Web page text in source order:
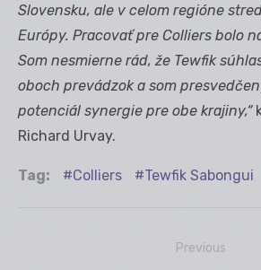
Slovensku, ale v celom regióne
Európy. Pracovať pre Colliers bolo
Som nesmierne rád, že Tewfik
oboch prevádzok a som
potenciál synergie pre obe krajiny,“
Richard Urvay.
Tag: Colliers Tewfik Sabongui
Previous